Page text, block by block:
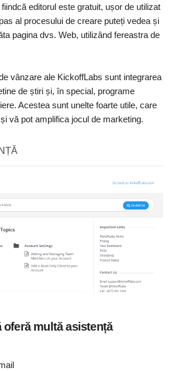
editorul este gratuit, ușor de utilizat
al procesului de creare puteți vedea și
pagina dvs. Web, utilizând fereastra de
vânzare ale KickoffLabs sunt integrarea
de știri și, în special, programe
Acestea sunt unelte foarte utile, care
vă pot amplifica jocul de marketing.
oferă multă asistență